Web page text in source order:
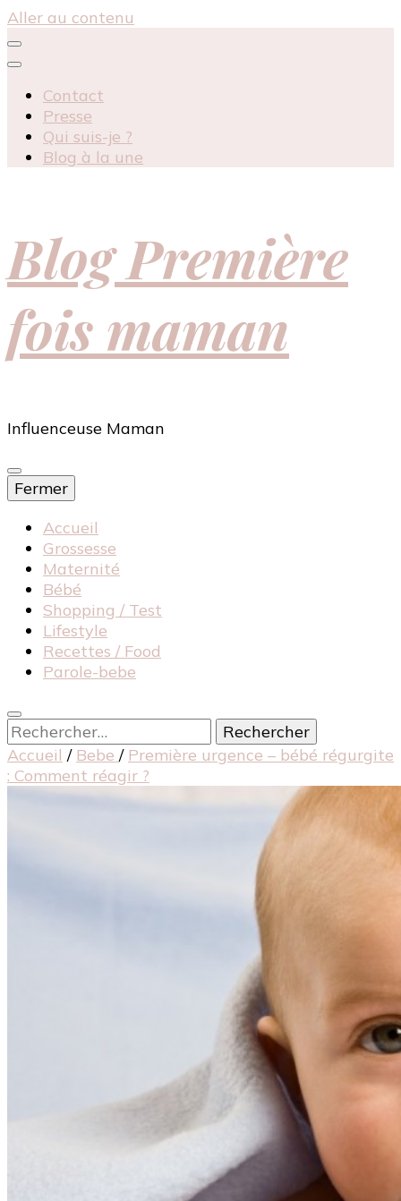
Aller au contenu
Contact
Presse
Qui suis-je ?
Blog à la une
Blog Première
fois maman
Influenceuse Maman
Fermer
Accueil
Grossesse
Maternité
Bébé
Shopping / Test
Lifestyle
Recettes / Food
Parole-bebe
Rechercher :
Accueil / Bebe / Première urgence – bébé régurgite
: Comment réagir ?